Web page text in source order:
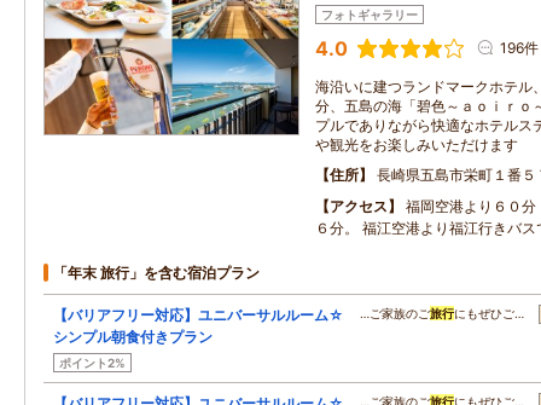
フォトギャラリー
4.0 196件
海沿いに建つランドマークホテル
分、五島の海「碧色～ａｏｉｒｏ
プルでありながら快適なホテルス
や観光をお楽しみいただけます
住所
長崎県五島市栄町１番５
アクセス
福岡空港より６０
６分。 福江空港より福江行きバ
「年末 旅行」を含む宿泊プラン
【バリアフリー対応】ユニバーサルルーム☆
シンプル朝食付きプラン
ポイント2%
…ご家族のご旅行にもぜひご…
…ご家族のご旅行にもぜひご…